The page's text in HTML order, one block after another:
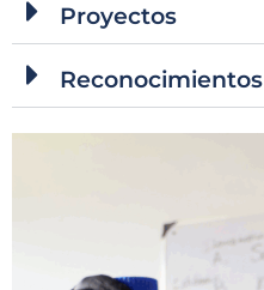
Proyectos
Reconocimientos